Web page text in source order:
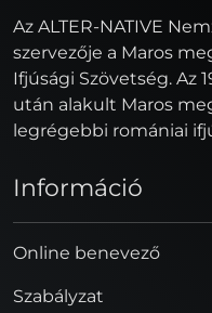
Az ALTER-NATIVE
szervezője a Maros
Ifjúsági Szövetség. Az
után alakult Maros
legrégebbi romániai
Információ
Online benevező
Szabályzat